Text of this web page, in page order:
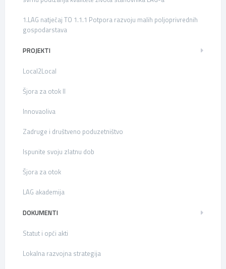
1.LAG natječaj TO 1.1.1 Potpora razvoju malih poljoprivrednih
gospodarstava
PROJEKTI
Local2Local
Šjora za otok II
Innovaoliva
Zadruge i društveno poduzetništvo
Ispunite svoju zlatnu dob
Šjora za otok
LAG akademija
DOKUMENTI
Statut i opći akti
Lokalna razvojna strategija